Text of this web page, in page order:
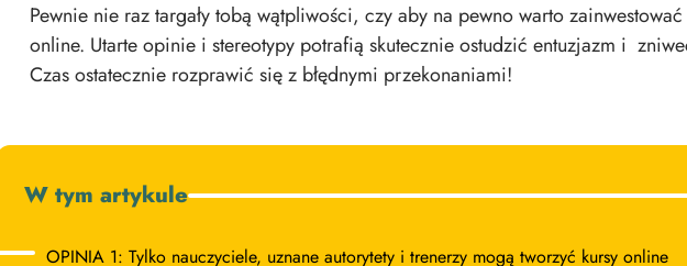
Pewnie nie raz targały tobą wątpliwości, czy aby na pewno warto
online. Utarte opinie i stereotypy potrafią skutecznie ostudzić entuzjazm i
Czas ostatecznie rozprawić się z błędnymi przekonaniami!
W tym artykule
OPINIA 1: Tylko nauczyciele, uznane autorytety i trenerzy mogą tworzyć kursy online